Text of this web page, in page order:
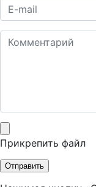
Прикрепить файл
Отправить